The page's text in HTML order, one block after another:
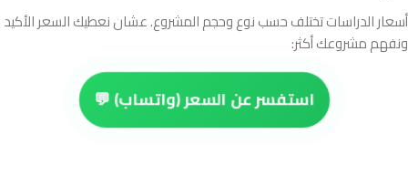
أسعار الدراسات تختلف حسب نوع وحجم المشروع. عشان نعطيك السعر الأكيد
ونفهم مشروعك أكثر:
استفسر عن السعر (واتساب) 💬